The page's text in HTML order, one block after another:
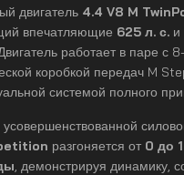
двигатель 4.4 V8 M
впечатляющие 625 л. с. и
Двигатель работает в паре с
коробкой передач M
системой полного
разгоняется от 0 до
, демонстрируя динамику,